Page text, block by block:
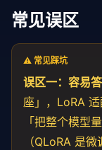
常见误区
⚠️ 常见踩坑
误区一：容易
座」，LoRA
「把整个模型
（QLoRA 是微